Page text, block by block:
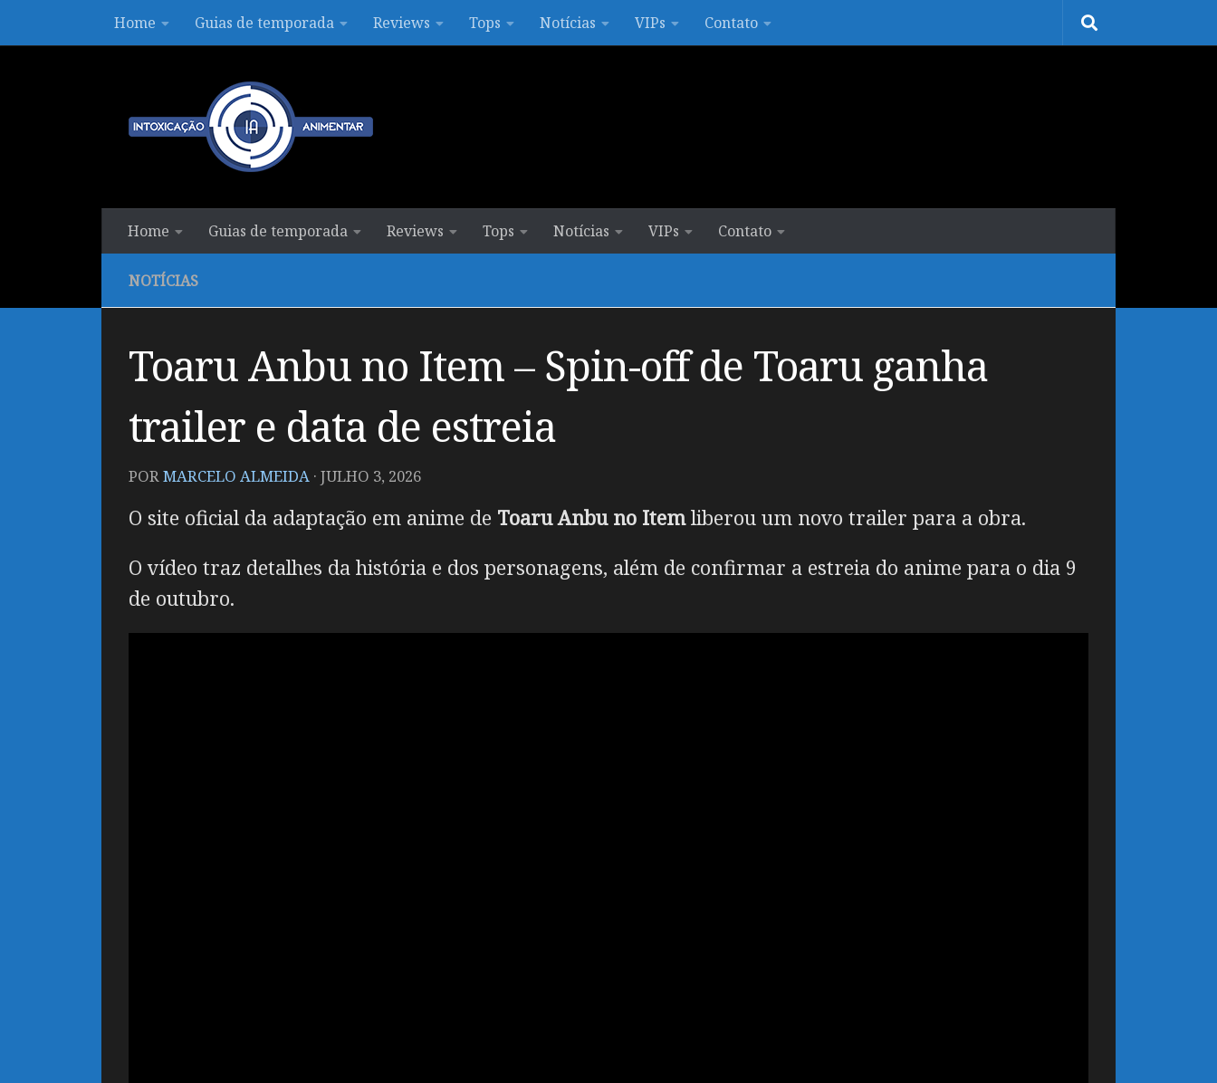
Skip to contentHome Guias de temporada Reviews Tops Notícias VIPs Contato
Home Guias de temporada Reviews Tops Notícias VIPs Contato
NOTÍCIAS
Toaru Anbu no Item – Spin-off de Toaru ganha
trailer e data de estreia
PORMARCELO ALMEIDA · JULHO 3, 2026
O site oficial da adaptação em anime de Toaru Anbu no Itemliberou um novo trailer para a obra.
O vídeo traz detalhes da história e dos personagens, além de confirmar a estreia do anime para o dia 9
de outubro.